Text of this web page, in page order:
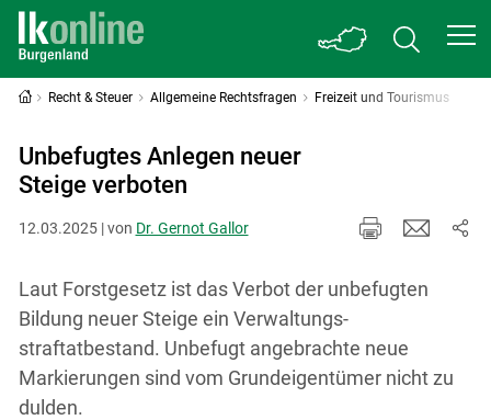
Recht & Steuer Allgemeine Rechtsfragen Freizeit und Tourismus
Unbefugtes Anlegen neuer
Steige verboten
12.03.2025 | von Dr. Gernot Gallor
Laut Forstgesetz ist das Verbot der unbefugten
Bildung neuer Steige ein Verwaltungs­
straftatbestand. Unbefugt angebrachte neue
Markierungen sind vom Grundeigentümer nicht zu
dulden.